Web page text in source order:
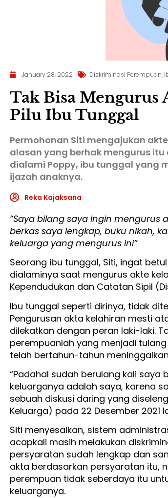
January 28, 2022 Diskriminasi Perempuan,
Tak Bisa Mengurus
Pilu Ibu Tunggal
Permohonan Siti mengajukan
alasan yang berhak mengurus
dialami Poppy, ibu tunggal yang
ijazah anaknya.
Reka Kajaksana
“Saya bilang saya ingin mengurus
berkas saya lengkap, buku nikah,
keluarga yang mengurus ini”
Seorang ibu tunggal, Siti, ingat
dialaminya saat mengurus akte
Kependudukan dan Catatan Sipil
Ibu tunggal seperti dirinya, tidak
Pengurusan akta kelahiran mesti
dilekatkan dengan peran laki-laki.
perempuanlah yang menjadi
telah bertahun-tahun
“Padahal sudah berulang kali
keluarganya adalah saya, karena
sebuah diskusi daring yang
Keluarga) pada 22 Desember 2021
Siti menyesalkan, sistem
acapkali masih melakukan
persyaratan sudah lengkap dan
akta berdasarkan persyaratan itu,
perempuan tidak seberdaya itu
keluarganya.